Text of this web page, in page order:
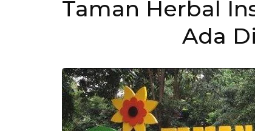
Taman Herbal
Ada